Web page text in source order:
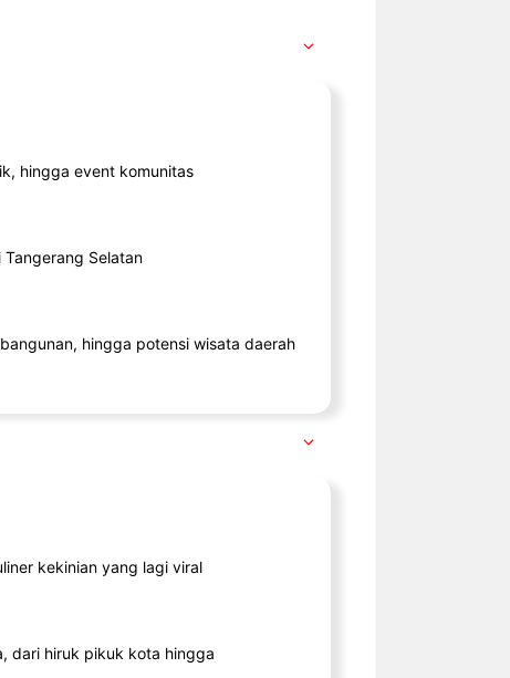
hingga event komunitas
Selatan
hingga potensi wisata daerah
kekinian yang lagi viral
dari hiruk pikuk kota hingga